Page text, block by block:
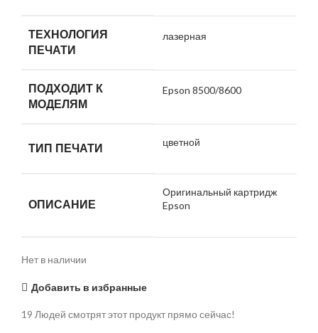
ТЕХНОЛОГИЯ
ПЕЧАТИ
лазерная
ПОДХОДИТ К
МОДЕЛЯМ
Epson 8500/8600
ТИП ПЕЧАТИ цветной
ОПИСАНИЕ
Оригинальный картридж
Epson
Нет в наличии
Добавить в избранные
19 Людей смотрят этот продукт прямо сейчас!